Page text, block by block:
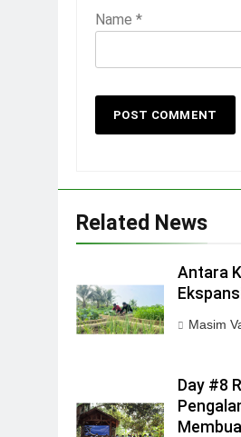
Name *
Related News
Antara
Masim
Day #8